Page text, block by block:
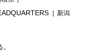
［ 新潟